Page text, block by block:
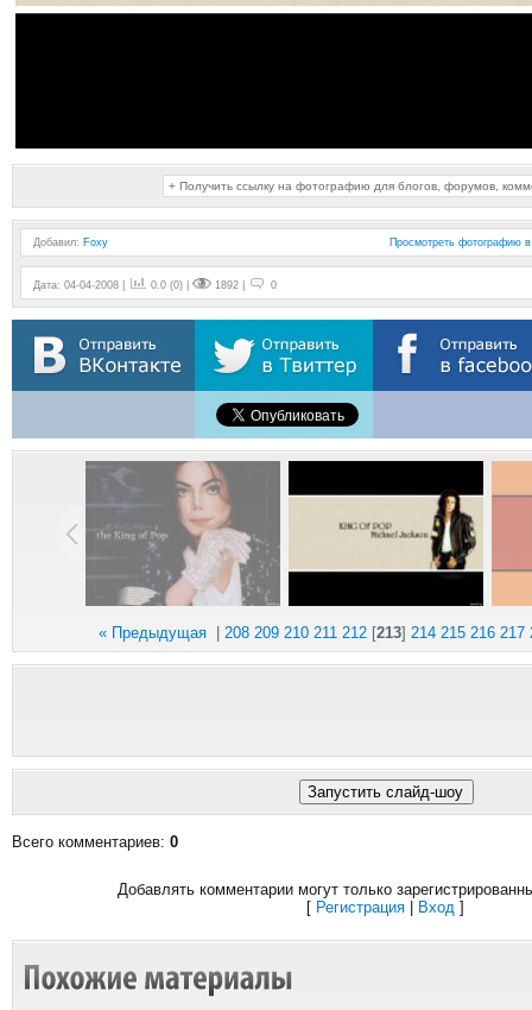
+ Получить ссылку на фотографию для блогов, форумов,
Добавил: Foxy Просмотреть фотографию
Дата: 04-04-2008 | 0.0 (0) | 1892 | 0
« Предыдущая 208 209 210 211 212 [213] 214 215 216 217
Всего комментариев: 0
Добавлять комментарии могут только
[ Регистрация Вход ]